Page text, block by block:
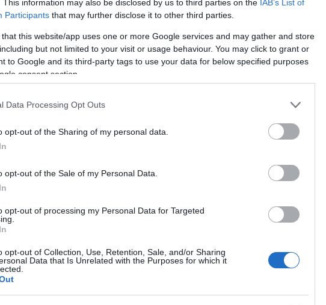
This information may also be disclosed by us to third parties on the IAB’s List of
Participants that may further disclose it to other third parties.
that this website/app uses one or more Google services and may gather and store
but not limited to your visit or usage behaviour. You may click to grant or
to Google and its third-party tags to use your data for below specified purposes
consent section.
Data Processing Opt Outs
opt-out of the Sharing of my personal data.
opt-out of the Sale of my Personal Data.
opt-out of processing my Personal Data for Targeted
opt-out of Collection, Use, Retention, Sale, and/or Sharing
Data that Is Unrelated with the Purposes for which it